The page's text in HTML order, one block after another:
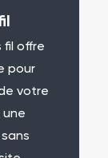
fil offre
pour
votre